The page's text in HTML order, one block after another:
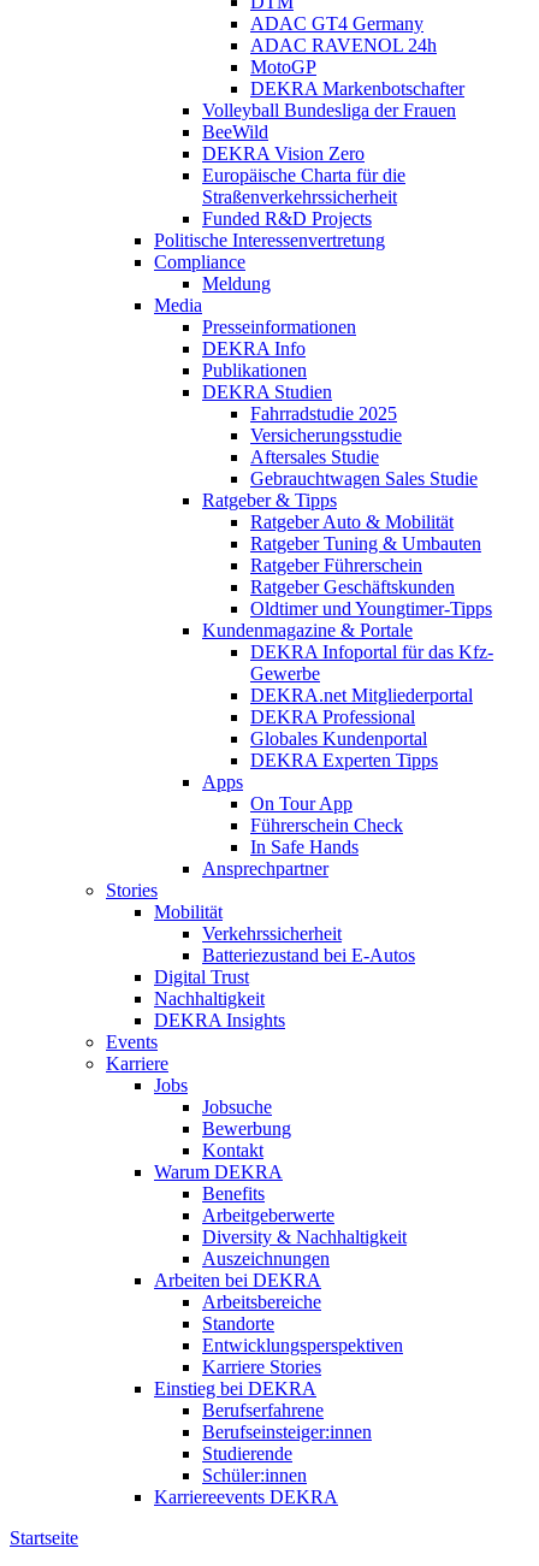
ADAC GT4 Germany
ADAC RAVENOL 24h
MotoGP
DEKRA Markenbotschafter
Volleyball Bundesliga der Frauen
BeeWild
DEKRA Vision Zero
Europäische Charta für die
Straßenverkehrssicherheit
Funded R&D Projects
Politische Interessenvertretung
Compliance
Meldung
Media
Presseinformationen
DEKRA Info
Publikationen
DEKRA Studien
Fahrradstudie 2025
Versicherungsstudie
Aftersales Studie
Gebrauchtwagen Sales Studie
Ratgeber & Tipps
Ratgeber Auto & Mobilität
Ratgeber Tuning & Umbauten
Ratgeber Führerschein
Ratgeber Geschäftskunden
Oldtimer und Youngtimer-Tipps
Kundenmagazine & Portale
DEKRA Infoportal für das Kfz-
Gewerbe
DEKRA.net Mitgliederportal
DEKRA Professional
Globales Kundenportal
DEKRA Experten Tipps
Apps
On Tour App
Führerschein Check
In Safe Hands
Ansprechpartner
Stories
Mobilität
Verkehrssicherheit
Batteriezustand bei E-Autos
Digital Trust
Nachhaltigkeit
DEKRA Insights
Events
Karriere
Jobs
Jobsuche
Bewerbung
Kontakt
Warum DEKRA
Benefits
Arbeitgeberwerte
Diversity & Nachhaltigkeit
Auszeichnungen
Arbeiten bei DEKRA
Arbeitsbereiche
Standorte
Entwicklungsperspektiven
Karriere Stories
Einstieg bei DEKRA
Berufserfahrene
Berufseinsteiger:innen
Studierende
Schüler:innen
Karriereevents DEKRA
Startseite